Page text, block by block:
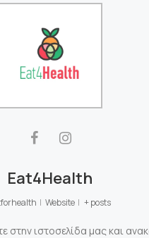
Eat4Health
| Website | + posts
στην ιστοσελίδα μας και